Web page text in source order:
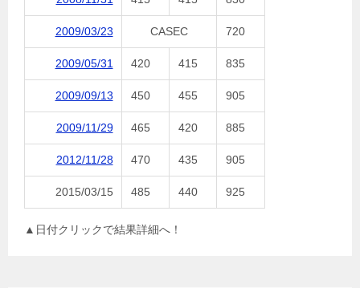
2009/03/23 CASEC 720
2009/05/31 420 415 835
2009/09/13 450 455 905
2009/11/29 465 420 885
2012/11/28 470 435 905
2015/03/15 485 440 925
▲日付クリックで結果詳細へ！